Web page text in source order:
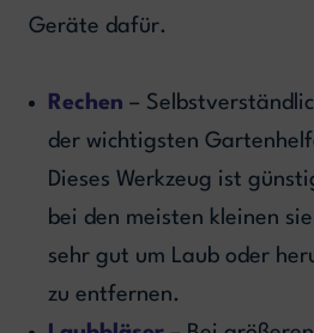
Geräte dafür.
Rechen –
der wichtigsten
Dieses Werkzeug ist
bei den meisten kleinen
sehr gut um Laub oder
zu entfernen.